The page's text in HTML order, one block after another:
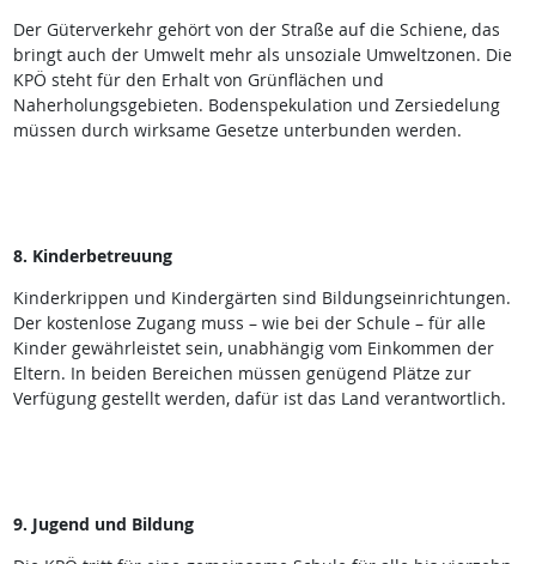
Der Güterverkehr gehört von der Straße auf die Schiene, das
bringt auch der Umwelt mehr als unsoziale Umweltzonen. Die
KPÖ steht für den Erhalt von Grünflächen und
Naherholungsgebieten. Bodenspekulation und Zersiedelung
müssen durch wirksame Gesetze unterbunden werden.
8. Kinderbetreuung
Kinderkrippen und Kindergärten sind Bildungseinrichtungen.
Der kostenlose Zugang muss – wie bei der Schule – für alle
Kinder gewährleistet sein, unabhängig vom Einkommen der
Eltern. In beiden Bereichen müssen genügend Plätze zur
Verfügung gestellt werden, dafür ist das Land verantwortlich.
9. Jugend und Bildung